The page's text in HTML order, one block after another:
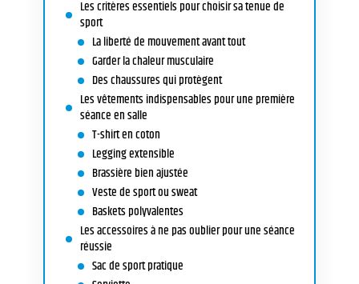
Les critères essentiels pour choisir sa tenue de
sport
La liberté de mouvement avant tout
Garder la chaleur musculaire
Des chaussures qui protègent
Les vêtements indispensables pour une première
séance en salle
T-shirt en coton
Legging extensible
Brassière bien ajustée
Veste de sport ou sweat
Baskets polyvalentes
Les accessoires à ne pas oublier pour une séance
réussie
Sac de sport pratique